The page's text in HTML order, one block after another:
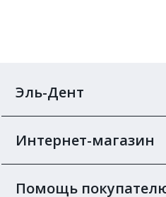
Эль-Дент
Интернет-магазин
Помощь